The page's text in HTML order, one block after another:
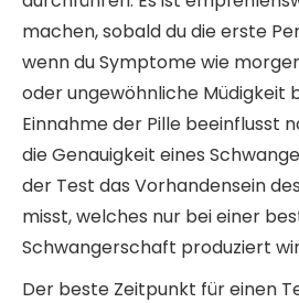
machen, sobald du die erste
wenn du Symptome wie
oder ungewöhnliche Müdigkeit
Einnahme der Pille beeinflusst
die Genauigkeit eines
der Test das Vorhandensein
misst, welches nur bei einer
Schwangerschaft produziert
Der beste Zeitpunkt für einen